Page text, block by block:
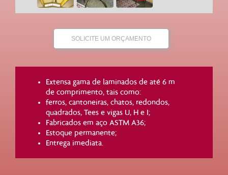
SOLICITE UM ORÇAMENTO
Extensa gama de laminados de até 6 m
de comprimento, tais como:
ferros, cantoneiras, chatos, redondos,
quadrados, Tees e vigas U, H e I;
Fabricados em aço ASTM A36;
Estoque permanente;
Entrega imediata.